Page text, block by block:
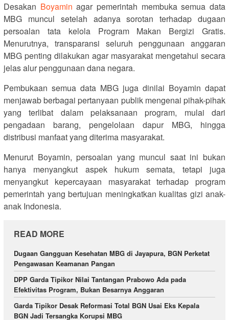
Desakan Boyamin agar pemerintah membuka semua data
MBG muncul setelah adanya sorotan terhadap dugaan
persoalan tata kelola Program Makan Bergizi Gratis.
Menurutnya, transparansi seluruh penggunaan anggaran
MBG penting dilakukan agar masyarakat mengetahui secara
jelas alur penggunaan dana negara.
Pembukaan semua data MBG juga dinilai Boyamin dapat
menjawab berbagai pertanyaan publik mengenai pihak-pihak
yang terlibat dalam pelaksanaan program, mulai dari
pengadaan barang, pengelolaan dapur MBG, hingga
distribusi manfaat yang diterima masyarakat.
Menurut Boyamin, persoalan yang muncul saat ini bukan
hanya menyangkut aspek hukum semata, tetapi juga
menyangkut kepercayaan masyarakat terhadap program
pemerintah yang bertujuan meningkatkan kualitas gizi anak-
anak Indonesia.
READ MORE
Dugaan Gangguan Kesehatan MBG di Jayapura, BGN Perketat
Pengawasan Keamanan Pangan
DPP Garda Tipikor Nilai Tantangan Prabowo Ada pada
Efektivitas Program, Bukan Besarnya Anggaran
Garda Tipikor Desak Reformasi Total BGN Usai Eks Kepala
BGN Jadi Tersangka Korupsi MBG